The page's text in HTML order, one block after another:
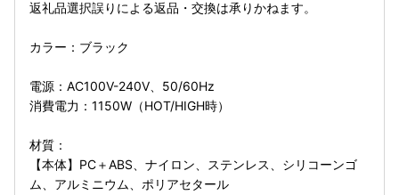
返礼品選択誤りによる返品・交換は承りかねます。
カラー：ブラック
電源：AC100V-240V、50/60Hz
消費電力：1150W（HOT/HIGH時）
材質：
【本体】PC＋ABS、ナイロン、ステンレス、シリコーンゴ
ム、アルミニウム、ポリアセタール